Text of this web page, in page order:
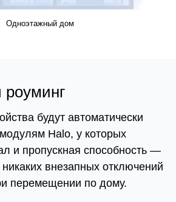
Одноэтажный дом
будут автоматически
Halo, у которых
и пропускная способность —
внезапных отключений
перемещении по дому.